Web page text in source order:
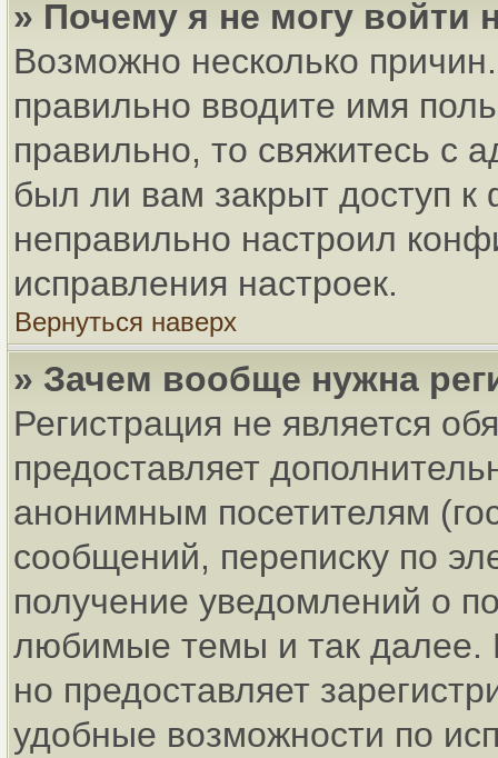
» Почему я не могу войти
Возможно несколько
правильно вводите имя
правильно, то свяжитесь с
был ли вам закрыт доступ
неправильно настроил
исправления настроек.
Вернуться наверх
» Зачем вообще нужна
Регистрация не является
предоставляет
анонимным посетителям
сообщений, переписку по
получение уведомлений о
любимые темы и так далее.
но предоставляет
удобные возможности по